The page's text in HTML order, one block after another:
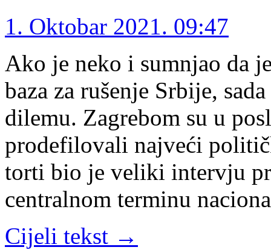
1. Oktobar 2021. 09:47
Ako je neko i sumnjao da
baza za rušenje Srbije,
dilemu. Zagrebom su u
prodefilovali najveći
torti bio je veliki intervju
centralnom terminu
Cijeli tekst →